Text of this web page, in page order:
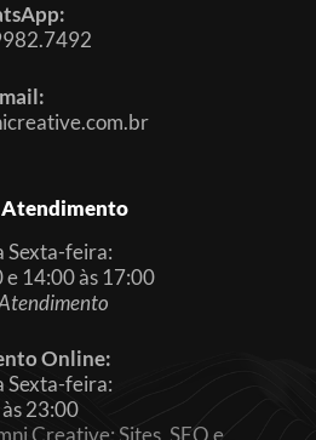
Sexta-feira:
14:00 às 17:00
Online:
Sexta-feira:
23:00